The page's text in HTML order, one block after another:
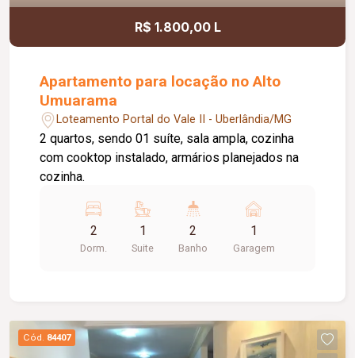
R$ 1.800,00 L
Apartamento para locação no Alto
Umuarama
Loteamento Portal do Vale II - Uberlândia/MG
2 quartos, sendo 01 suíte, sala ampla, cozinha
com cooktop instalado, armários planejados na
cozinha.
2
Dorm.
1
Suite
2
Banho
1
Garagem
Cód. 84407